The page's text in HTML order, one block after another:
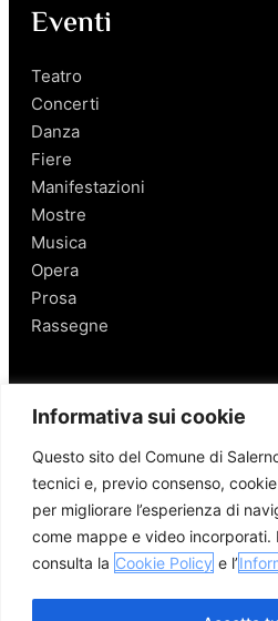
Informativa sui cookie
Questo sito del Comune di
tecnici e, previo consenso,
per migliorare l’esperienza di
come mappe e video incorporati.
consulta la Cookie Policy e l’
Eventi
Teatro
Concerti
Danza
Fiere
Manifestazioni
Mostre
Musica
Opera
Prosa
Rassegne
Salerno
Personaggi
Enogastronomia
Mobilità a Salerno
Luoghi nei Dintorni
Link utili